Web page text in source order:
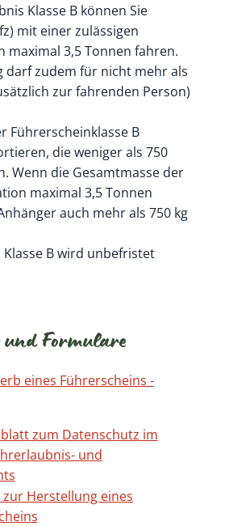
Klasse B können Sie
mit einer zulässigen
maximal 3,5 Tonnen fahren.
darf zudem für nicht mehr als
zur fahrenden Person)
Führerscheinklasse B
die weniger als 750
Wenn die Gesamtmasse der
maximal 3,5 Tonnen
auch mehr als 750 kg
B wird unbefristet
Formulare
eines Führerscheins -
zum Datenschutz im
und
zur Herstellung eines